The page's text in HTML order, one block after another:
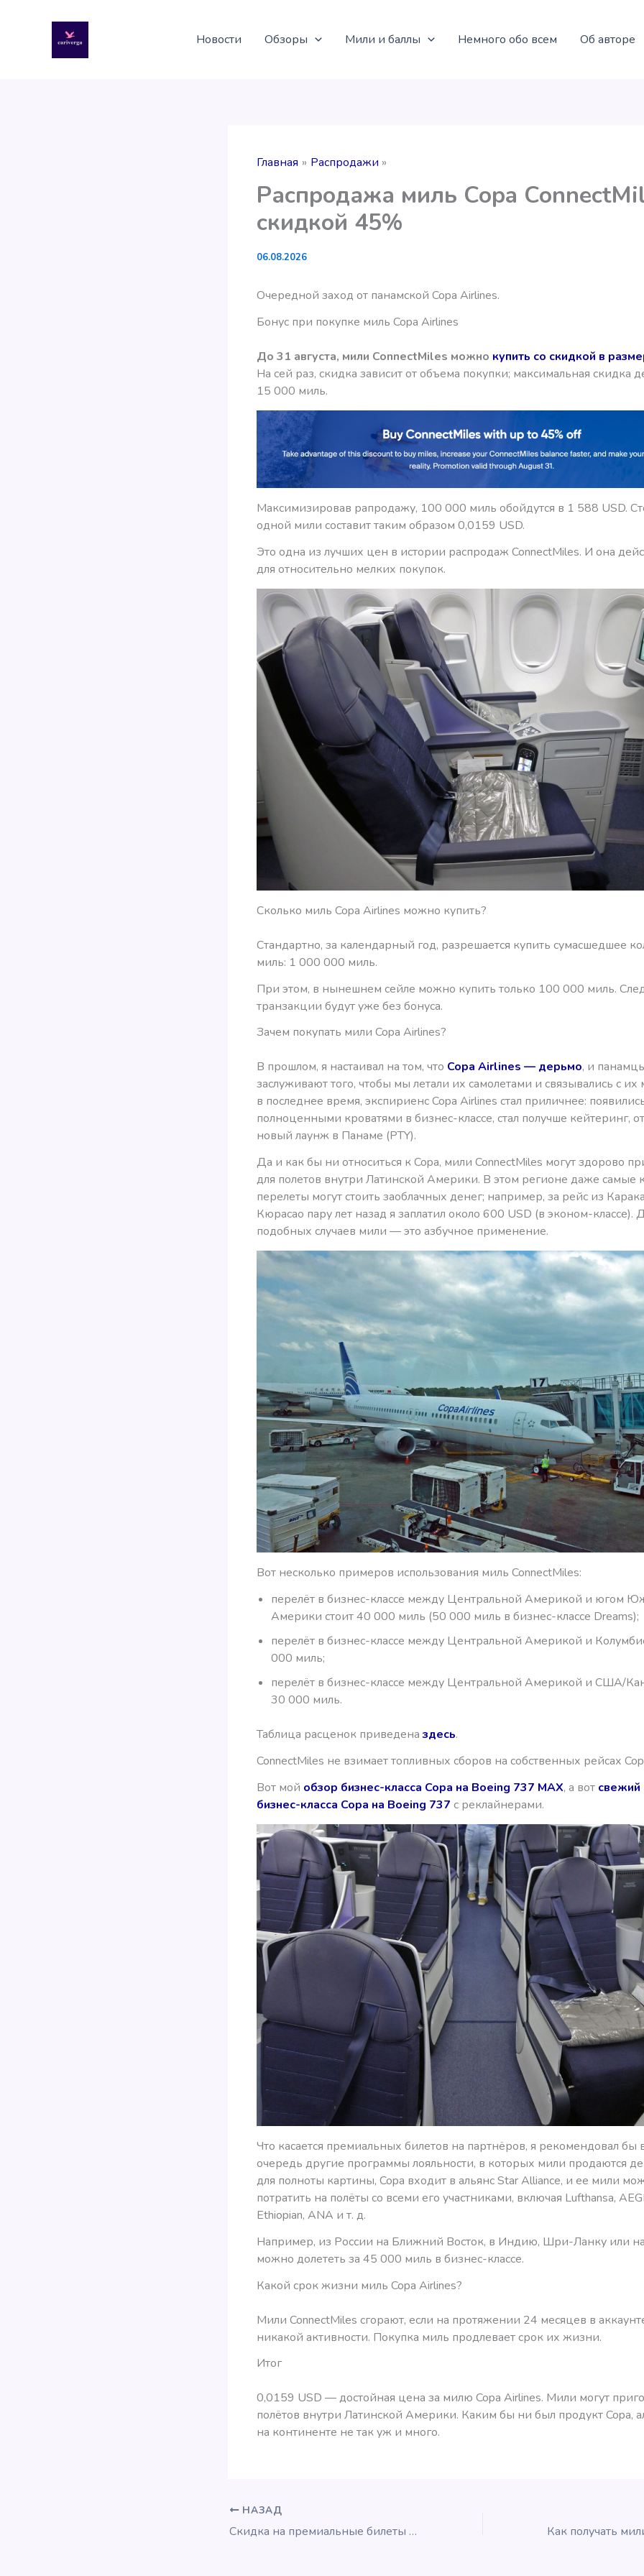
содержимому
Новости Обзоры Мили и баллы Немного обо всем Об авторе
Главная Распродажи
Распродажа миль Copa
скидкой 45%
06.08.2026
Очередной заход от панамской Copa Airlines.
Бонус при покупке миль Copa Airlines
До 31 августа, мили ConnectMiles можно купить со скидкой в
На сей раз, скидка зависит от объема покупки; максимальная скидка
15 000 миль.
Максимизировав рапродажу, 100 000 миль обойдутся в 1 588 USD.
одной мили составит таким образом 0,0159 USD.
Это одна из лучших цен в истории распродаж ConnectMiles. И она
для относительно мелких покупок.
Сколько миль Copa Airlines можно купить?
Стандартно, за календарный год, разрешается купить сумасшедшее
миль: 1 000 000 миль.
При этом, в нынешнем сейле можно купить только 100 000 миль.
транзакции будут уже без бонуса.
Зачем покупать мили Copa Airlines?
В прошлом, я настаивал на том, что Copa Airlines — дерьмо, и
заслуживают того, чтобы мы летали их самолетами и связывались с
в последнее время, экспириенс Copa Airlines стал приличнее:
полноценными кроватями в бизнес-классе, стал получше кейтеринг,
новый лаунж в Панаме (PTY).
Да и как бы ни относиться к Copa, мили ConnectMiles могут здорово
для полетов внутри Латинской Америки. В этом регионе даже самые
перелеты могут стоить заоблачных денег; например, за рейс из
Кюрасао пару лет назад я заплатил около 600 USD (в эконом-классе).
подобных случаев мили — это азбучное применение.
Вот несколько примеров использования миль ConnectMiles:
перелёт в бизнес-классе между Центральной Америкой и югом
Америки стоит 40 000 миль (50 000 миль в бизнес-классе Dreams);
перелёт в бизнес-классе между Центральной Америкой и
000 миль;
перелёт в бизнес-классе между Центральной Америкой и США/
30 000 миль.
Таблица расценок приведеназдесь.
ConnectMiles не взимает топливных сборов на собственных рейсах
Вот мой обзор бизнес-класса Copa на Boeing 737 MAX, а вот свежий
бизнес-класса Copa на Boeing 737 с реклайнерами.
Что касается премиальных билетов на партнёров, я рекомендовал бы
очередь другие программы лояльности, в которых мили продаются
для полноты картины, Copa входит в альянс Star Alliance, и ее мили
потратить на полёты со всеми его участниками, включая Lufthansa,
Ethiopian, ANA и т. д.
Например, из России на Ближний Восток, в Индию, Шри-Ланку или
можно долететь за 45 000 миль в бизнес-классе.
Какой срок жизни миль Copa Airlines?
Мили ConnectMiles сгорают, если на протяжении 24 месяцев в
никакой активности. Покупка миль продлевает срок их жизни.
Итог
0,0159 USD — достойная цена за милю Copa Airlines. Мили могут
полётов внутри Латинской Америки. Каким бы ни был продукт Copa,
на континенте не так уж и много.
НАЗАД
Скидка на премиальные билеты Alaska Atmos Rewards